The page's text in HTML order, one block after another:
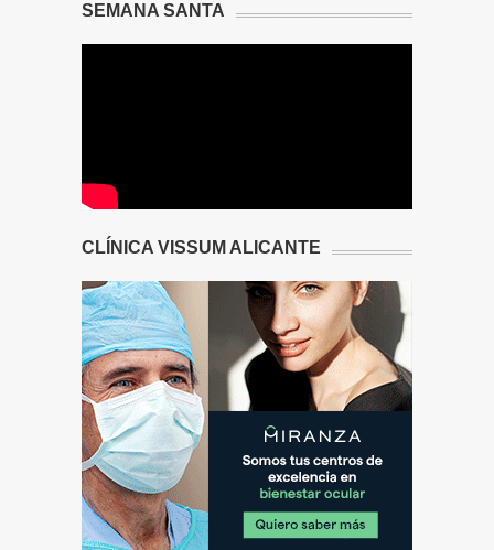
SEMANA SANTA
CLÍNICA VISSUM ALICANTE